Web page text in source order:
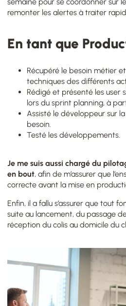
semaine pour se coordonner sur
remonter les alertes à traiter
En tant que
Récupéré le besoin métier
techniques des différents
Rédigé et présenté les user
lors du sprint planning, à
Assisté le développeur sur
besoin.
Testé les développements.
Je me suis aussi chargé du
en bout, afin de m’assurer que
correcte avant la mise en
Enfin, il a fallu s’assurer que tout
suite au lancement, du passage
réception du colis au domicile du